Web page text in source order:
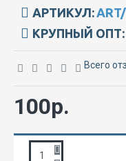
АРТИКУЛ:
КРУПНЫЙ ОПТ:
Всего
100р.